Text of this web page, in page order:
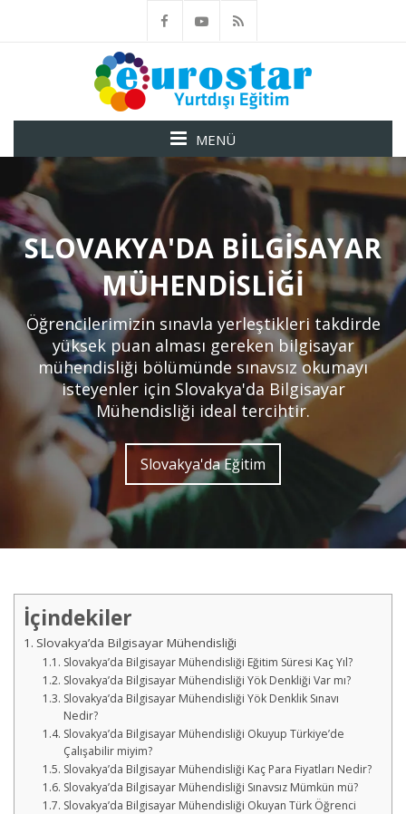
MENÜ
SLOVAKYA'DA BILGISAYAR
MÜHENDISLIĞI
Öğrencilerimizin sınavla yerleştikleri takdirde
yüksek puan alması gereken bilgisayar
mühendisliği bölümünde sınavsız okumayı
isteyenler için Slovakya'da Bilgisayar
Mühendisliği ideal tercihtir.
Slovakya'da Eğitim
İçindekiler
Slovakya’da Bilgisayar Mühendisliği
Slovakya’da Bilgisayar Mühendisliği Eğitim Süresi Kaç Yıl?
Slovakya’da Bilgisayar Mühendisliği Yök Denkliği Var mı?
Slovakya’da Bilgisayar Mühendisliği Yök Denklik Sınavı
Nedir?
Slovakya’da Bilgisayar Mühendisliği Okuyup Türkiye’de
Çalışabilir miyim?
Slovakya’da Bilgisayar Mühendisliği Kaç Para Fiyatları Nedir?
Slovakya’da Bilgisayar Mühendisliği Sınavsız Mümkün mü?
Slovakya’da Bilgisayar Mühendisliği Okuyan Türk Öğrenci